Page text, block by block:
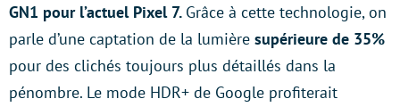
GN1 pour l’actuel Pixel 7. Grâce à cette technologie, on
parle d’une captation de la lumière supérieure de 35%
pour des clichés toujours plus détaillés dans la
pénombre. Le mode HDR+ de Google profiterait